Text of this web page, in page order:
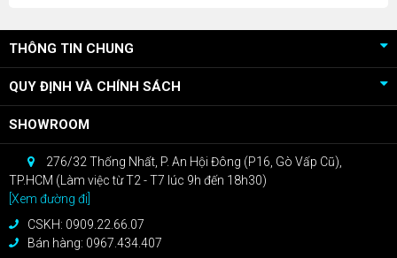
THÔNG TIN CHUNG
QUY ĐỊNH VÀ CHÍNH SÁCH
SHOWROOM
276/32 Thống Nhất, P. An Hội Đông (P16, Gò Vấp Cũ),
TP.HCM (Làm việc từ T2 - T7 lúc 9h đến 18h30)
[Xem đường đi]
CSKH: 0909.22.66.07
Bán hàng: 0967.434.407